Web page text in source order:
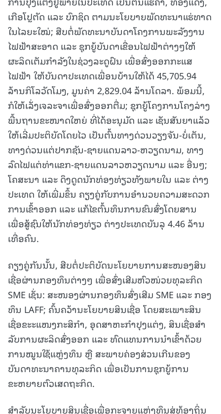
ເກືອໂປຼຕັດ ແລະ ບົກຊິດ ຕາມນະໂຍບາຍພັດທະນາແຮ່ທາດ
ໃນໄລຍະໃໝ່; ສືບຕໍ່ພັດທະນາບັນດາໂຄງການພະລັງງານ
ໄຟຟ້າສະອາດ ແລະ ຊຸກຍູ້ບັນດາເຂື່ອນໄຟຟ້າຕ່າງໆໃຫ້
ຜະລິດເຕັມກໍາລັງໃນຊ່ວງລະດູຝົນ ເພື່ອສົ່ງອອກກະແສ
ໄຟຟ້າ ໃຫ້ບັນດາປະເທດເພື່ອນບ້ານໃຫ້ໄດ້ 45,705.94
ລ້ານກິໂລວັດໂມງ, ມູນຄ່າ 2,829.04 ລ້ານໂດລາ. ພ້ອມນີ້,
ກໍໃຫ້ເລັ່ງເຈລະຈາເພື່ອສົ່ງອອກຕື່ມ; ຊຸກຍູ້ໂຄງການໂຄງລ່າງ
ພື້ນຖານຂະໜາດໃຫຍ່ ທີ່ໄດ້ອະນຸມັດ ແລະ ເຊັນສັນຍາແລ້ວ
ໃຫ້ເລີ່ມປະຕິບັດໂດຍໄວ ເປັນຕົ້ນທາງດ່ວນວຽງຈັນ-ບໍ່ເຕັນ,
ທາງດ່ວນແຕ່ປາກຊັນ-ຊາຍແດນລາວ-ຫວຽດນາມ, ທາງ
ລົດໄຟແຕ່ທ່າແຂກ-ຊາຍແດນລາວຫວຽດນາມ ແລະ ອື່ນໆ;
ໂຄສະນາ ແລະ ດຶງດູດນັກທ່ອງທ່ຽວທັງພາຍໃນ ແລະ ຕ່າງ
ປະເທດ ໃຫ້ເພີ່ມຂຶ້ນ ຄຽງຄູ່ກັບການອໍານວຍຄວາມສະດວກ
ການເຂົ້າອອກ ແລະ ແກ້ໄຂຕົ້ນທຶນການຂົນສົ່ງໂດຍສານ
ເພື່ອສູ້ຊົນໃຫ້ນັກທ່ອງທ່ຽວ ຕ່າງປະເທດບັນລຸ 4.46 ລ້ານ
ເທື່ອຄົນ.
ຄຽງຄູ່ກັນນັ້ນ, ສືບຕໍ່ປະຕິບັດນະໂຍບາຍການສະໜອງສິນ
ເຊື່ອຜ່ານກອງທຶນຕ່າງໆ ເພື່ອສົ່ງເສີມຫົວໜ່ວຍທຸລະກິດ
SME ເຊັ່ນ: ສະໜອງຜ່ານກອງທຶນສົ່ງເສີມ SME ແລະ ກອງ
ທຶນ LAFF; ຄົ້ນຄວ້ານະໂຍບາຍສິນເຊື່ອ ໂດຍສະເພາະສິນ
ເຊື່ອຂະະແໜງກະສິກຳ, ອຸດສາຫະກຳປຸງແຕ່ງ, ສິນເຊື່ອສໍາ
ລັບການຜະລິດສົ່ງອອກ ແລະ ທົດແທນການນໍາເຂົ້າດ້ວຍ
ການໝູນໃຊ້ແຫຼ່ງທຶນ ຫຼື ສະພາບຄ່ອງສ່ວນເກີນຂອງ
ບັນດາທະນາຄານທຸລະກິດ ເພື່ອເປັນການຊຸກຍູ້ການ
ຂະຫຍາຍຕົວເສດຖະກິດ.
ສໍາລັບນະໂຍບາຍສິນເຊື່ອເພື່ອກະຈາຍແຫຼ່ງທຶນສູ່ທ້ອງຖິ່ນ